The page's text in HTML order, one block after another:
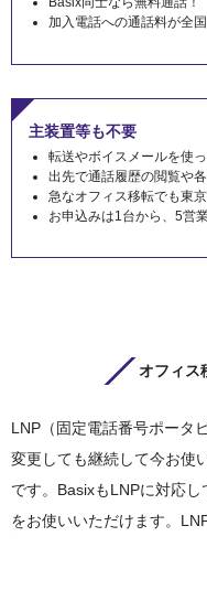
加入電話への通話料が全
主装置等も不要
転送やボイスメールを使
出先で通話履歴の閲覧や
急なオフィス移転でも東
お申込みは1台から、5営
オフィス
LNP（固定電話番号ポータ
変更しても継続して今お使
です。BasixもLNPに対応
をお使いいただけます。